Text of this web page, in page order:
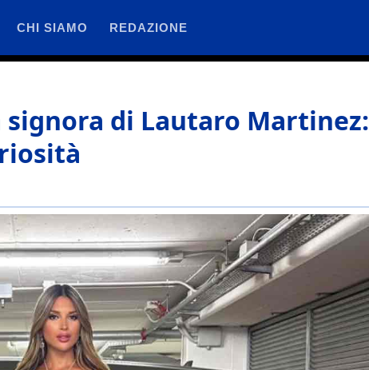
CHI SIAMO REDAZIONE
di Lautaro Martinez: